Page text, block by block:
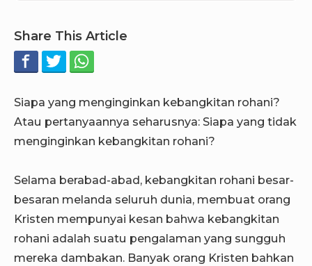
Share This Article
Siapa yang menginginkan kebangkitan rohani?
Atau pertanyaannya seharusnya: Siapa yang tidak
menginginkan kebangkitan rohani?
Selama berabad-abad, kebangkitan rohani besar-
besaran melanda seluruh dunia, membuat orang
Kristen mempunyai kesan bahwa kebangkitan
rohani adalah suatu pengalaman yang sungguh
mereka dambakan. Banyak orang Kristen bahkan